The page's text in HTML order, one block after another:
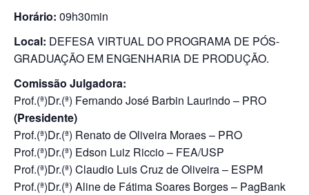
Horário: 09h30min
Local: DEFESA VIRTUAL DO PROGRAMA DE PÓS-
GRADUAÇÃO EM ENGENHARIA DE PRODUÇÃO.
Comissão Julgadora:
Prof.(ª)Dr.(ª) Fernando José Barbin Laurindo – PRO
(Presidente)
Prof.(ª)Dr.(ª) Renato de Oliveira Moraes – PRO
Prof.(ª)Dr.(ª) Edson Luiz Riccio – FEA/USP
Prof.(ª)Dr.(ª) Claudio Luis Cruz de Oliveira – ESPM
Prof.(ª)Dr.(ª) Aline de Fátima Soares Borges – PagBank